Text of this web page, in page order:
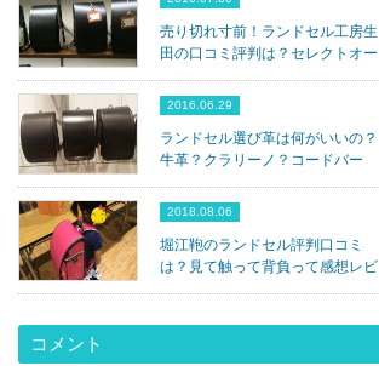
売り切れ寸前！ランドセル工房生
田の口コミ評判は？セレクトオー
2016.06.29
ランドセル選び革は何がいいの？
牛革？クラリーノ？コードバー
2018.08.06
堀江鞄のランドセル評判口コミ
は？見て触って背負って感想レビ
コメント